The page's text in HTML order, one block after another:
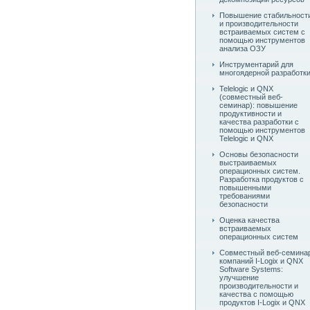
Повышение
и производительности
встраиваемых систем с
помощью инструментов
анализа ОЗУ
Инструментарий для
многоядерной разработки
Telelogic и QNX
(совместный веб-
семинар): повышение
продуктивности и
качества разработки с
помощью инструментов
Telelogic и QNX
Основы безопасности
выстраиваемых
операционных систем.
Разработка продуктов с
повышенными
требованиями
безопасности
Оценка качества
встраиваемых
операционных систем
Совместный веб-
компаний I-Logix и QNX
Software Systems:
улучшение
производительности и
качества с помощью
продуктов I-Logix и QNX